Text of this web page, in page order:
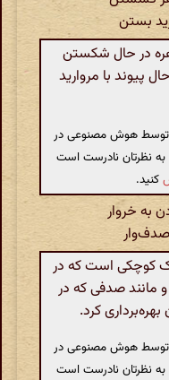
بستن
در حال شکستن
پیوند با مروارید
توسط هوش مصنوعی در
به نظرتان نادرست است
کنید.
به خروار
کوچکی است که در
مانند صدفی که در
کرد.
توسط هوش مصنوعی در
به نظرتان نادرست است